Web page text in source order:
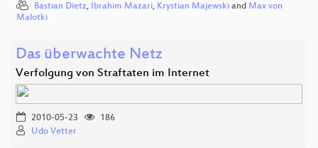
Bastian Dietz, Ibrahim Mazari, Krystian Majewski and Max von
Malotki
Das überwachte Netz
Verfolgung von Straftaten im Internet
2010-05-23
186
Udo Vetter